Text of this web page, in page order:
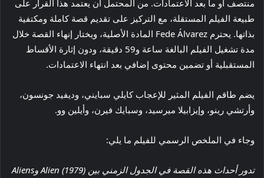
منتصف أو ما بعد الاعتمادات. من المحتمل أن يعتمد هذا القرار على
طبيعة الفيلم المستقلة، مع التركيز على تقديم قصة كاملة ومكتفية
بذاتها. يحترم Fede Álvarez المادة الأصلية، ويختار إنهاء القصة خلال
مدة تشغيل الفيلم البالغة ساعة و59 دقيقة، ودون إثارة الأقساط
المستقبلية أو تضمين محتوى إضافي بعد انتهاء الاعتمادات.
يضم طاقم الفيلم المثير للإعجاب كايلي سبايني، وديفيد جونسون،
وأرتشي رينو، وإيزابيلا ميرسيد، وسبايك فيرن، وأيلين وو.
وجاء في الملخص الرسمي للفيلم ما يلي:
تدور أحداث هذه القصة في الجدول الزمني بين Alien (1979) وAliens